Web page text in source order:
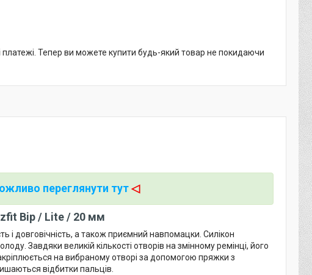
платежі. Тепер ви можете купити будь-який товар не покидаючи
переглянути тут◁
Bip / Lite / 20 мм
і довговічність, а також приємний навпомацки. Силікон
Завдяки великій кількості отворів на змінному ремінці, його
на вибраному отворі за допомогою пряжки з
відбитки пальців.